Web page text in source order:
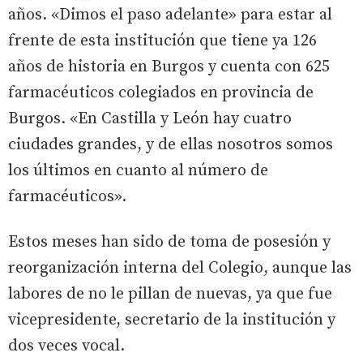
años. «Dimos el paso adelante» para estar al
frente de esta institución que tiene ya 126
años de historia en Burgos y cuenta con 625
farmacéuticos colegiados en provincia de
Burgos. «En Castilla y León hay cuatro
ciudades grandes, y de ellas nosotros somos
los últimos en cuanto al número de
farmacéuticos».
Estos meses han sido de toma de posesión y
reorganización interna del Colegio, aunque las
labores de no le pillan de nuevas, ya que fue
vicepresidente, secretario de la institución y
dos veces vocal.